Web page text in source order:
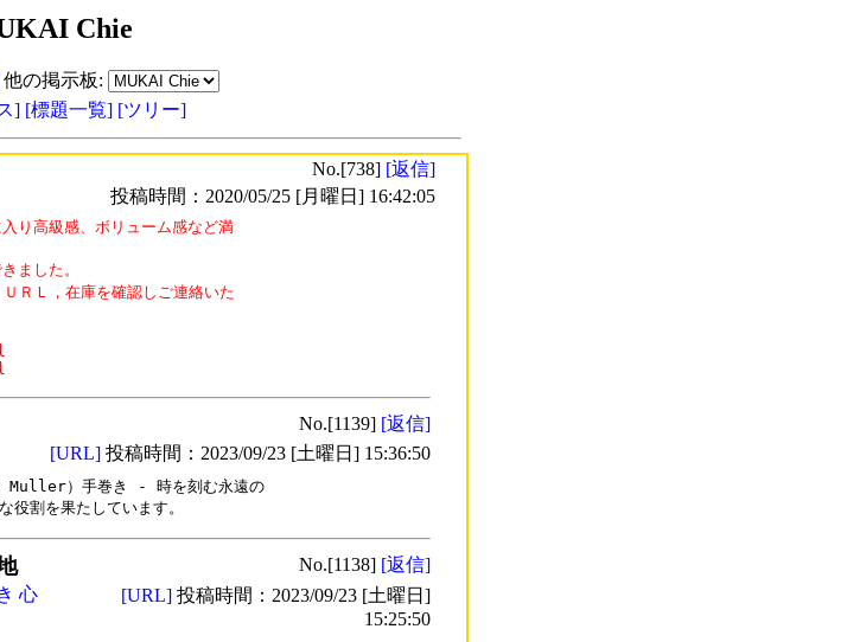
Chie
他の掲示板:
] [標題一覧] [ツリー]
No.[738] [返信]
投稿時間：2020/05/25 [月曜日] 16:42:05
り高級感、ボリューム感など満
ました。
ＲＬ，在庫を確認しご連絡いた
No.[1139] [返信]
[URL] 投稿時間：2023/09/23 [土曜日] 15:36:50
Muller）手巻き - 時を刻む永遠の
役割を果たしています。
No.[1138] [返信]
心
[URL] 投稿時間：2023/09/23 [土曜日]
15:25:50